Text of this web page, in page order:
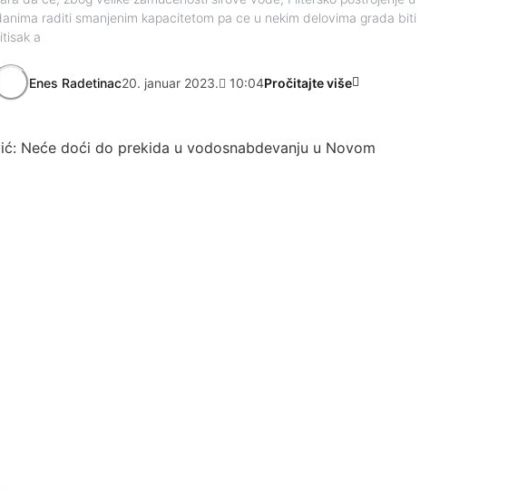
raditi smanjenim kapacitetom pa ce u nekim delovima grada biti
a
Enes Radetinac20. januar 2023. 10:04Pročitajte više